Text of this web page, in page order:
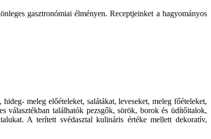
gasztronómiai élményen. Receptjeinket a hagyományos
meleg előételeket, salátákat, leveseket, meleg főételeket,
választékban találhatók pezsgők, sörök, borok és üdítőitalok,
A terített svédasztal kulináris értéke mellett dekoratív,